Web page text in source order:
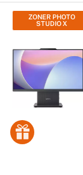
ZONER PHOTO
STUDIO X